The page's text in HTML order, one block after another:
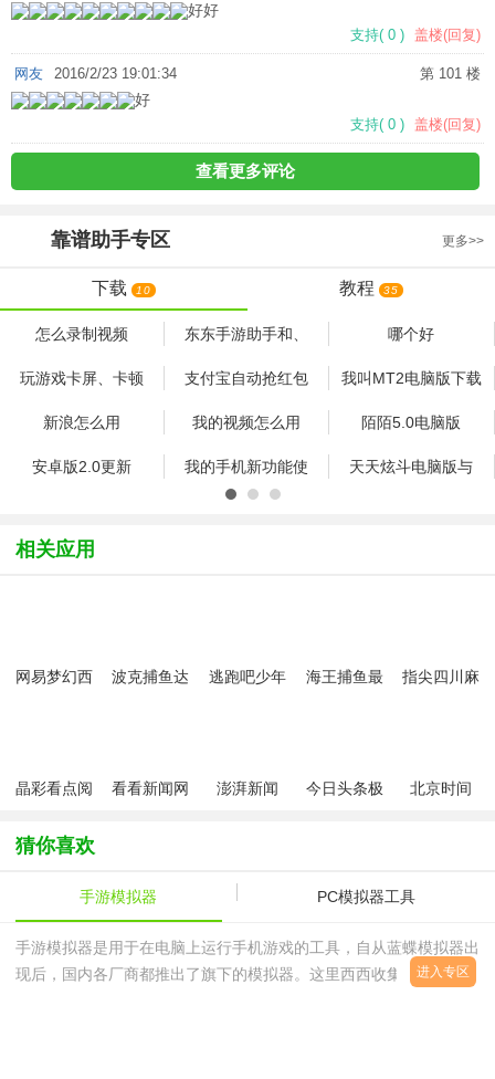
好好
支持( 0 ) 盖楼(回复)
第 101 楼
网友 2016/2/23 19:01:34
好
支持( 0 ) 盖楼(回复)
查看更多评论
靠谱助手专区 更多>>
下载 10 教程 35
怎么录制视频 东东手游助手和、 哪个好
玩游戏卡屏、卡顿 支付宝自动抢红包
我叫MT2电脑版下载
我叫MT2电脑版教程
新浪怎么用 我的视频怎么用 陌陌5.0电脑版
安卓版2.0更新 我的手机新功能使 天天炫斗电脑版与
相关应用
网易梦幻西
波克捕鱼达
逃跑吧少年
海王捕鱼最
指尖四川麻
晶彩看点阅
看看新闻网 澎湃新闻
今日头条极
北京时间
猜你喜欢
手游模拟器 PC模拟器工具
手游模拟器是用于在电脑上运行手机游戏的工具，自从蓝蝶模拟器出
现后，国内各厂商都推出了旗下的模拟器。这里西西收集整理了一些
进入专区